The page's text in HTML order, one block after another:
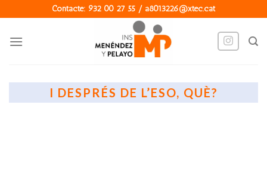
to
content
Contacte: 932 00 27 55 / a8013226@xtec.cat
I DESPRÉS DE L’ESO, QUÈ?